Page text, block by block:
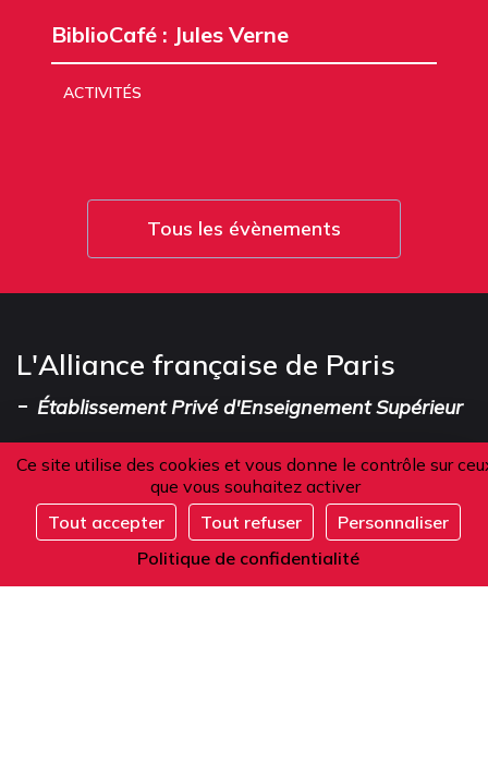
Ce site utilise des cookies et vous donne le contrôle sur
que vous souhaitez activer
Tout accepter
Tout refuser
Personnaliser
Politique de confidentialité
Complet
BiblioCafé : Jules Verne
ACTIVITÉS
Tous les évènements
L'Alliance française de Paris
- Établissement Privé d'Enseignement Supérieur
Adresse
101 boulevard Raspail
75006 Paris